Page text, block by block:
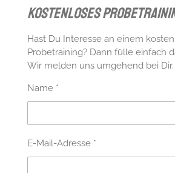
Kostenloses
Hast Du Interesse an einem
Probetraining? Dann fülle einfach
Wir melden uns umgehend bei Dir.
Name *
E-Mail-Adresse *